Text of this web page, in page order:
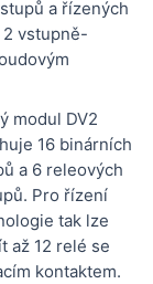
a řízených
vstupně-
modul DV2
16 binárních
a 6 releových
Pro řízení
tak lze
až 12 relé se
kontaktem.